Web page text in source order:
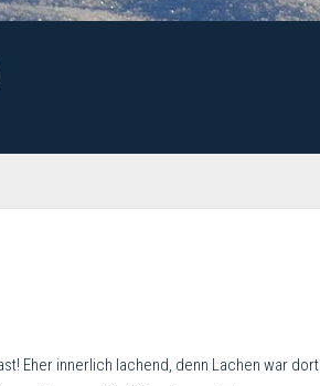
Eher innerlich lachend, denn Lachen war